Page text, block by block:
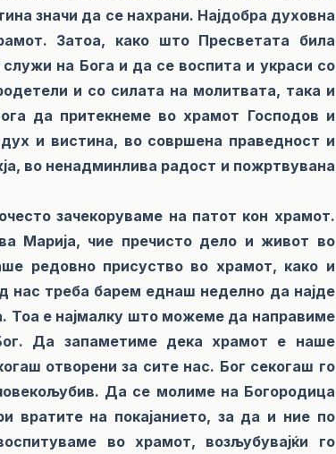
значи да се нахрани. Најдобра духовна
Затоа, како што Пресветата била
на Бога и да се воспита и украси со
и со силата на молитвата, така и
да притекнеме во храмот Господов и
и вистина, во совршена праведност и
во ненадминлива радост и пожртвувана
зачекоруваме на патот кон храмот.
Марија, чие пречисто дело и живот во
редовно присуство во храмот, како и
нас треба барем еднаш неделно да најде
Тоа е најмалку што можеме да направиме
Да запаметиме дека храмот е наше
отворени за сите нас. Бог секогаш го
Да се молиме на Богородица
вратите на покајанието, за да и ние по
во храмот, возљубувајќи го